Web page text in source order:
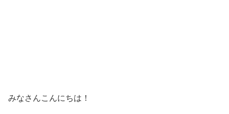
みなさんこんにちは！